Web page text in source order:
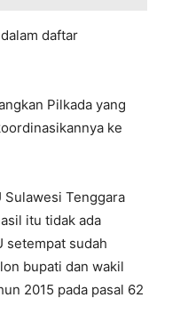
daftar
Pilkada yang
ke
Sulawesi Tenggara
itu tidak ada
setempat sudah
bupati dan wakil
2015 pada pasal 62